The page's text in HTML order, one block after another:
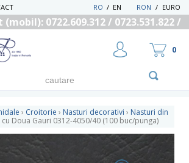
RON / EURO
EN
/
RO
0722.609.312 / 0723.531.822 /
UTILIZATOR NOU
RECUPEREAZA PAROLA
0
› Croitorie › Nasturi decorativi › Nasturi din
Doua Gauri 0312-4050/40 (100 buc/punga)